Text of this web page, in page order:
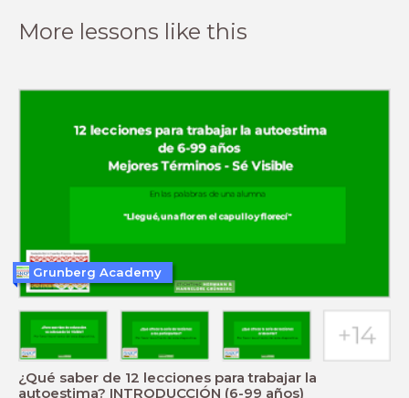
More lessons like this
¿Qué saber de 12 lecciones para trabajar la
autoestima? INTRODUCCIÓN (6-99 años)
Grunberg Academy